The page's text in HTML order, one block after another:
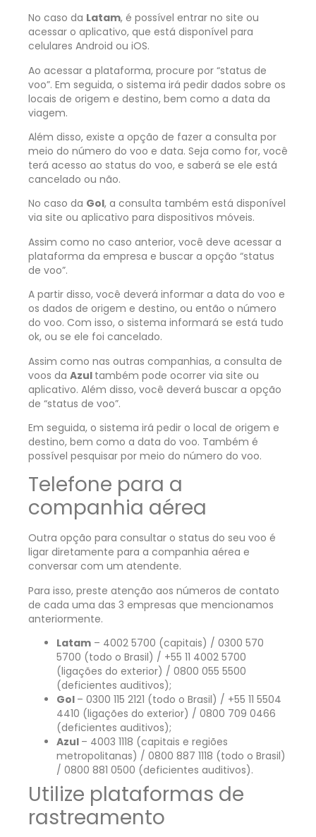
No caso da Latam, é possível entrar no site ou
acessar o aplicativo, que está disponível para
celulares Android ou iOS.
Ao acessar a plataforma, procure por “status de
voo”. Em seguida, o sistema irá pedir dados sobre os
locais de origem e destino, bem como a data da
viagem.
Além disso, existe a opção de fazer a consulta por
meio do número do voo e data. Seja como for, você
terá acesso ao status do voo, e saberá se ele está
cancelado ou não.
No caso da Gol, a consulta também está disponível
via site ou aplicativo para dispositivos móveis.
Assim como no caso anterior, você deve acessar a
plataforma da empresa e buscar a opção “status
de voo”.
A partir disso, você deverá informar a data do voo e
os dados de origem e destino, ou então o número
do voo. Com isso, o sistema informará se está tudo
ok, ou se ele foi cancelado.
Assim como nas outras companhias, a consulta de
voos da Azul também pode ocorrer via site ou
aplicativo. Além disso, você deverá buscar a opção
de “status de voo”.
Em seguida, o sistema irá pedir o local de origem e
destino, bem como a data do voo. Também é
possível pesquisar por meio do número do voo.
Telefone para a
companhia aérea
Outra opção para consultar o status do seu voo é
ligar diretamente para a companhia aérea e
conversar com um atendente.
Para isso, preste atenção aos números de contato
de cada uma das 3 empresas que mencionamos
anteriormente.
Latam – 4002 5700 (capitais) / 0300 570
5700 (todo o Brasil) / +55 11 4002 5700
(ligações do exterior) / 0800 055 5500
(deficientes auditivos);
Gol – 0300 115 2121 (todo o Brasil) / +55 11 5504
4410 (ligações do exterior) / 0800 709 0466
(deficientes auditivos);
Azul – 4003 1118 (capitais e regiões
metropolitanas) / 0800 887 1118 (todo o Brasil)
/ 0800 881 0500 (deficientes auditivos).
Utilize plataformas de
rastreamento